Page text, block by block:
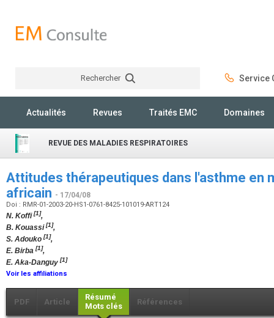
Rechercher Service
Actualités Revues Traités EMC Domaines
REVUE DES MALADIES RESPIRATOIRES
Attitudes thérapeutiques dans l'asthme en
africain - 17/04/08
Doi : RMR-01-2003-20-HS1-0761-8425-101019-ART124
N. Koffi[1],
B. Kouassi[1],
S. Adouko [1],
E. Birba [1],
E. Aka-Danguy [1]
Voir les affiliations
PDF Article
Résumé
Mots clés
Références